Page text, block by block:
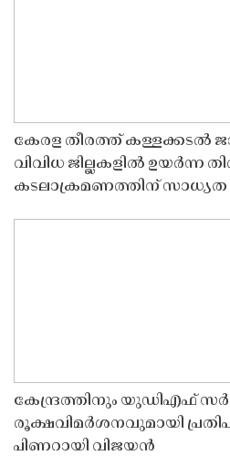
കേരള തീരത്ത് കള്ളക്കടൽ
വിവിധ ജില്ലകളിൽ ഉയർന്ന
കടലാക്രമണത്തിന് സാധ്യത
കേന്ദ്രത്തിനും യുഡിഎഫ്
രൂക്ഷവിമർശനവുമായി
പിണറായി വിജയൻ